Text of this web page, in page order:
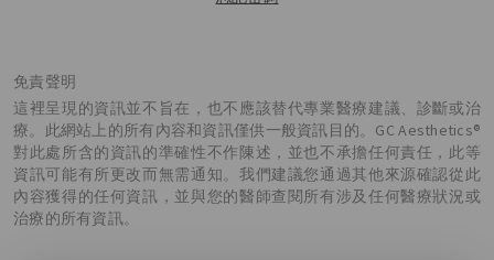
免責聲明
這裡呈現的資訊並不旨在，也不應該替代專業醫療建議、診斷或治
療。此網站上的所有內容和資訊僅供一般資訊目的。GC Aesthetics®
對此處所含的資訊的準確性不作陳述，並也不承擔任何責任，此等
資訊可能有所更改而無需通知。我們建議您通過其他來源確認從此
內容獲得的任何資訊，並與您的醫師查閱所有涉及任何醫療狀況或
治療的所有資訊。